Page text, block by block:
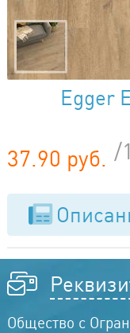
Egger
37.90 руб. /
Общество с